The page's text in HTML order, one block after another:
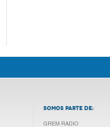
SOMOS PARTE DE:
GREM RADIO